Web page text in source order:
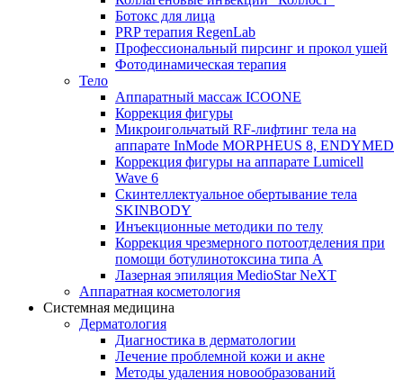
Ботокс для лица
PRP терапия RegenLab
Профессиональный пирсинг и прокол ушей
Фотодинамическая терапия
Тело
Аппаратный массаж ICOONE
Коррекция фигуры
Микроигольчатый RF-лифтинг тела на
аппарате InMode MORPHEUS 8, ENDYMED
Коррекция фигуры на аппарате Lumicell
Wave 6
Скинтеллектуальное обертывание тела
SKINBODY
Инъекционные методики по телу
Коррекция чрезмерного потоотделения при
помощи ботулинотоксина типа А
Лазерная эпиляция MedioStar NeXT
Аппаратная косметология
Системная медицина
Дерматология
Диагностика в дерматологии
Лечение проблемной кожи и акне
Методы удаления новообразований